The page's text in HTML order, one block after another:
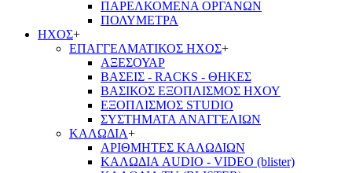
ΠΑΡΕΛΚΟΜΕΝΑ ΟΡΓΑΝΩΝ
ΠΟΛΥΜΕΤΡΑ
ΗΧΟΣ+
ΕΠΑΓΓΕΛΜΑΤΙΚΟΣ ΗΧΟΣ+
ΑΞΕΣΟΥΑΡ
ΒΑΣΕΙΣ - RACKS - ΘΗΚΕΣ
ΒΑΣΙΚΟΣ ΕΞΟΠΛΙΣΜΟΣ ΗΧΟΥ
ΕΞΟΠΛΙΣΜΟΣ STUDIO
ΣΥΣΤΗΜΑΤΑ ΑΝΑΓΓΕΛΙΩΝ
ΚΑΛΩΔΙΑ+
ΑΡΙΘΜΗΤΕΣ ΚΑΛΩΔΙΩΝ
ΚΑΛΩΔΙΑ AUDIO - VIDEO (blister)